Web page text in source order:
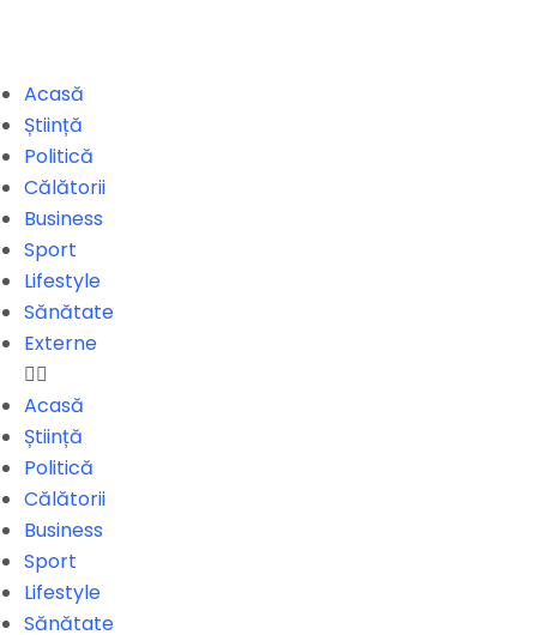
Acasă
Știință
Politică
Călătorii
Business
Sport
Lifestyle
Sănătate
Externe
Acasă
Știință
Politică
Călătorii
Business
Sport
Lifestyle
Sănătate